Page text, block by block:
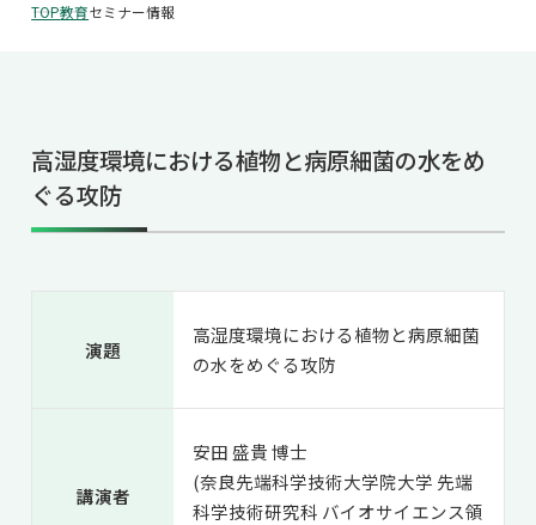
領域の概要・特色
研究室一覧
NAIST Edge BIO
教育TOP
研究室への配属
5年一貫コースの
国際化教育プログラム
国際バイオゼミナール
サマーキャンプ
海外ラボインターンシップ
キャリア
就職実績
卒業生の声
研究＆授業
イベント
アクセス
お問い
学内限定
受験生の方へ
在学生の方へ
TOP教育セミナー情報
高湿度環境における植物と病原細菌の水をめ
ぐる攻防
演題
高湿度環境における植物と病原細菌
の水をめぐる攻防
講演者
安田 盛貴 博士
(奈良先端科学技術大学院大学 先端
科学技術研究科 バイオサイエンス領